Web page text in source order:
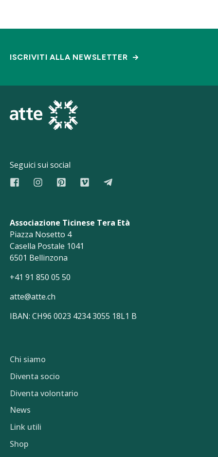
ISCRIVITI ALLA NEWSLETTER
Seguici sui social
Associazione Ticinese Tera Età
Piazza Nosetto 4
Casella Postale 1041
6501 Bellinzona
+41 91 850 05 50
atte@atte.ch
IBAN: CH96 0023 4234 3055 18L1 B
Chi siamo
Diventa socio
Diventa volontario
News
Link utili
Shop